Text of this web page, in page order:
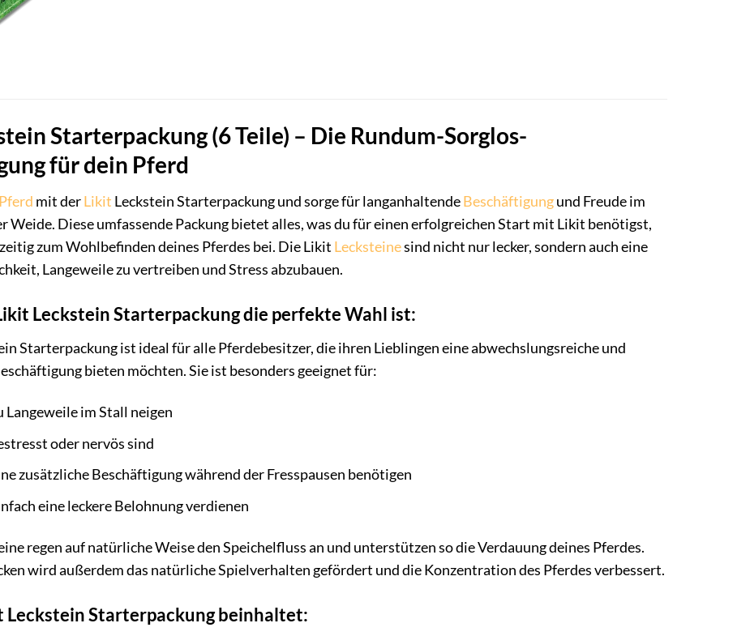
Starterpackung (6 Teile) – Die Rundum-Sorglos-
für dein Pferd
Pferd mit derLikit Leckstein Starterpackung und sorge für langanhaltendeBeschäftigungund Freude im
Weide. Diese umfassende Packung bietet alles, was du für einen erfolgreichen Start mit Likit benötigst,
zum Wohlbefinden deines Pferdes bei. Die Likit Lecksteinesind nicht nur lecker, sondern auch eine
Langeweile zu vertreiben und Stress abzubauen.
Leckstein Starterpackung die perfekte Wahl ist:
Starterpackung ist ideal für alle Pferdebesitzer, die ihren Lieblingen eine abwechslungsreiche und
bieten möchten. Sie ist besonders geeignet für:
Langeweile im Stall neigen
oder nervös sind
zusätzliche Beschäftigung während der Fresspausen benötigen
eine leckere Belohnung verdienen
regen auf natürliche Weise den Speichelfluss an und unterstützen so die Verdauung deines Pferdes.
wird außerdem das natürliche Spielverhalten gefördert und die Konzentration des Pferdes verbessert.
Leckstein Starterpackung beinhaltet: